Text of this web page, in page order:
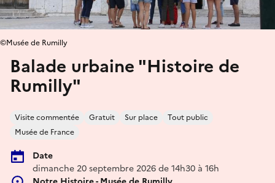
Balade urbaine "Histoire de
Rumilly"
Visite commentée Gratuit Sur place
Tout public
Musée de France
Date
dimanche 20 septembre 2026 de 14h30 à 16h
©Musée de Rumilly